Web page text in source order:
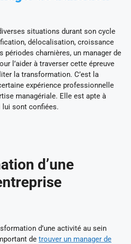
situations durant son cycle
délocalisation, croissance
périodes charnières, un manager de
l’aider à traverser cette épreuve
la transformation. C’est la
expérience professionnelle
managériale. Elle est apte à
sont confiées.
d’une
d’une activité au sein
de trouver un manager de